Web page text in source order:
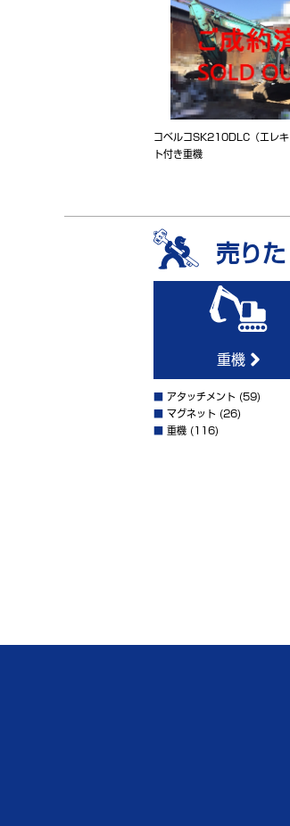
コベルコSK210DLC（エレキ
ト付き重機
売り
重機
アタッチメント (59)
マグネット (26)
重機 (116)